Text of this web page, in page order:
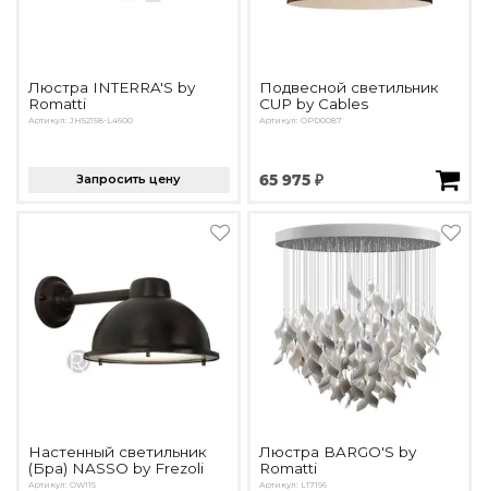
Люстра INTERRA'S by
Romatti
Артикул: JH52158-L4600
Запросить цену
Подвесной светильник
CUP by Cables
Артикул: OPD0087
65 975 ₽
Настенный светильник
(Бра) NASSO by Frezoli
Артикул: OW115
Люстра BARGO'S by
Romatti
Артикул: L17196